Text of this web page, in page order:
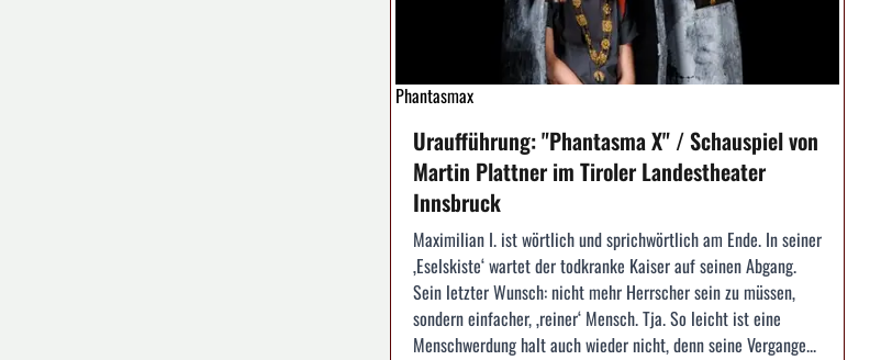
Phantasmax
Uraufführung: "Phantasma X" / Schauspiel von
Martin Plattner im Tiroler Landestheater
Innsbruck
Maximilian I. ist wörtlich und sprichwörtlich am Ende. In seiner
‚Eselskiste‘ wartet der todkranke Kaiser auf seinen Abgang.
Sein letzter Wunsch: nicht mehr Herrscher sein zu müssen,
sondern einfacher, ‚reiner‘ Mensch. Tja. So leicht ist eine
Menschwerdung halt auch wieder nicht, denn seine Vergange...